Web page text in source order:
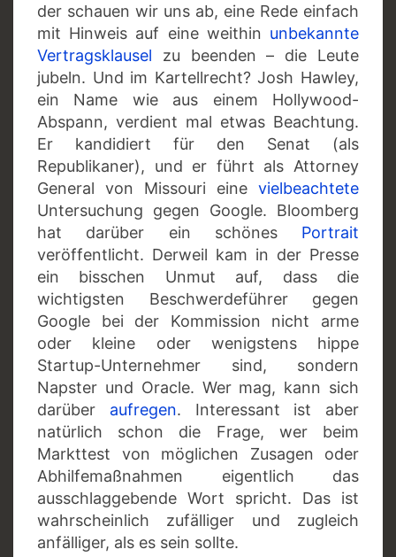
der schauen wir uns ab, eine Rede einfach
mit Hinweis auf eine weithin unbekannte
Vertragsklausel zu beenden – die Leute
jubeln. Und im Kartellrecht? Josh Hawley,
ein Name wie aus einem Hollywood-
Abspann, verdient mal etwas Beachtung.
Er kandidiert für den Senat (als
Republikaner), und er führt als Attorney
General von Missouri eine vielbeachtete
Untersuchung gegen Google. Bloomberg
hat darüber ein schönes Portrait
veröffentlicht. Derweil kam in der Presse
ein bisschen Unmut auf, dass die
wichtigsten Beschwerdeführer gegen
Google bei der Kommission nicht arme
oder kleine oder wenigstens hippe
Startup-Unternehmer sind, sondern
Napster und Oracle. Wer mag, kann sich
darüber aufregen. Interessant ist aber
natürlich schon die Frage, wer beim
Markttest von möglichen Zusagen oder
Abhilfemaßnahmen eigentlich das
ausschlaggebende Wort spricht. Das ist
wahrscheinlich zufälliger und zugleich
anfälliger, als es sein sollte.